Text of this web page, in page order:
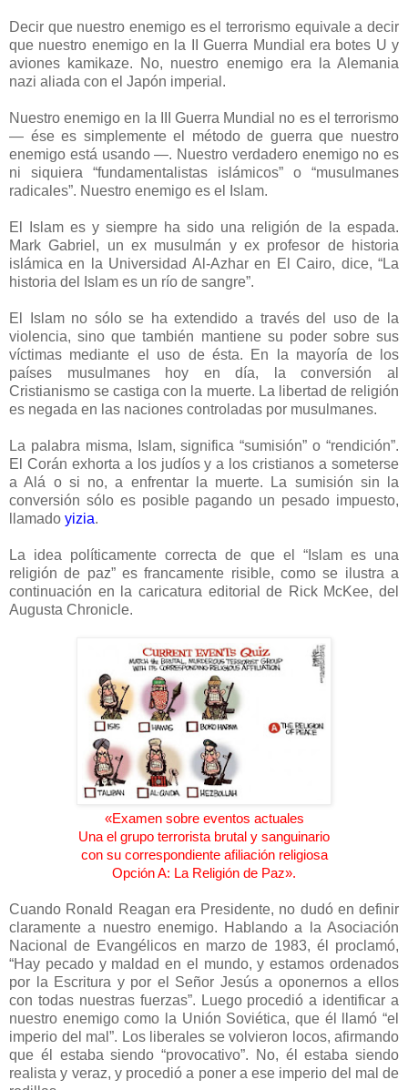
Decir que nuestro enemigo es el terrorismo equivale a decir
que nuestro enemigo en la II Guerra Mundial era botes U y
aviones kamikaze. No, nuestro enemigo era la Alemania
nazi aliada con el Japón imperial.
Nuestro enemigo en la III Guerra Mundial no es el terrorismo
— ése es simplemente el método de guerra que nuestro
enemigo está usando —. Nuestro verdadero enemigo no es
ni siquiera “fundamentalistas islámicos” o “musulmanes
radicales”. Nuestro enemigo es el Islam.
El Islam es y siempre ha sido una religión de la espada.
Mark Gabriel, un ex musulmán y ex profesor de historia
islámica en la Universidad Al-Azhar en El Cairo, dice, “La
historia del Islam es un río de sangre”.
El Islam no sólo se ha extendido a través del uso de la
violencia, sino que también mantiene su poder sobre sus
víctimas mediante el uso de ésta. En la mayoría de los
países musulmanes hoy en día, la conversión al
Cristianismo se castiga con la muerte. La libertad de religión
es negada en las naciones controladas por musulmanes.
La palabra misma, Islam, significa “sumisión” o “rendición”.
El Corán exhorta a los judíos y a los cristianos a someterse
a Alá o si no, a enfrentar la muerte. La sumisión sin la
conversión sólo es posible pagando un pesado impuesto,
llamado yizia.
La idea políticamente correcta de que el “Islam es una
religión de paz” es francamente risible, como se ilustra a
continuación en la caricatura editorial de Rick McKee, del
Augusta Chronicle.
«Examen sobre eventos actuales
Una el grupo terrorista brutal y sanguinario
con su correspondiente afiliación religiosa
Opción A: La Religión de Paz».
Cuando Ronald Reagan era Presidente, no dudó en definir
claramente a nuestro enemigo. Hablando a la Asociación
Nacional de Evangélicos en marzo de 1983, él proclamó,
“Hay pecado y maldad en el mundo, y estamos ordenados
por la Escritura y por el Señor Jesús a oponernos a ellos
con todas nuestras fuerzas”. Luego procedió a identificar a
nuestro enemigo como la Unión Soviética, que él llamó “el
imperio del mal”. Los liberales se volvieron locos, afirmando
que él estaba siendo “provocativo”. No, él estaba siendo
realista y veraz, y procedió a poner a ese imperio del mal de